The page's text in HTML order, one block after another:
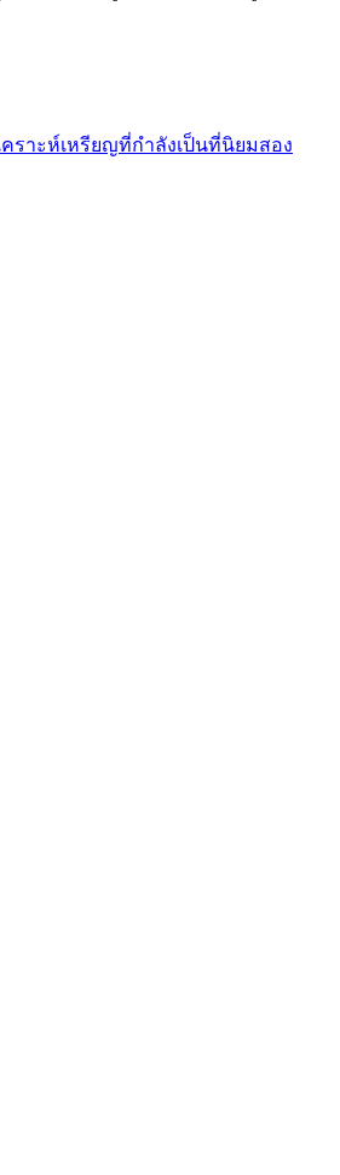
คราะห์เหรียญที่กำลังเป็นที่นิยมสอง